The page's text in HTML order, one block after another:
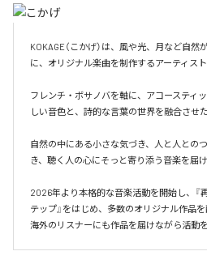
KOKAGE（こかげ）は、風や光、月など自
に、オリジナル楽曲を制作するアーティスト
フレンチ・ボサノバを軸に、アコースティ
しい音色と、詩的な言葉の世界を融合させ
自然の中にある小さな気づき、人と人との
き、聴く人の心にそっと寄り添う音楽を届け
2026年より本格的な音楽活動を開始し、『再
テップ』をはじめ、多数のオリジナル作品
海外のリスナーにも作品を届けながら活動